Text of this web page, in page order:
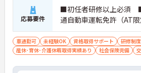
応募要件
■初任者研修以上必
通自動車運転免許（AT
車通勤可 未経験OK 資格取得サポート
研修制
産休･育休･介護休暇取得実績あり
社会保険完備